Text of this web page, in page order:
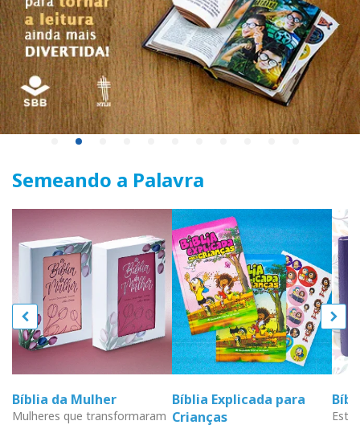
Semeando a Palavra
Bíblia da Mulher
Mulheres que transformaram
Bíblia Explicada para
Crianças